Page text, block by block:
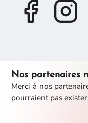
Nos partenaires
Merci à nos
pourraient pas